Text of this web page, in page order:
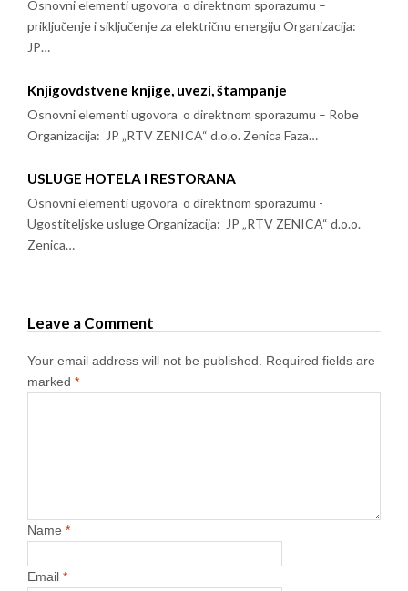
Osnovni elementi ugovora o direktnom sporazumu –
priključenje i siključenje za električnu energiju Organizacija:
JP…
Knjigovdstvene knjige, uvezi, štampanje
Osnovni elementi ugovora o direktnom sporazumu – Robe
Organizacija: JP „RTV ZENICA“ d.o.o. Zenica Faza…
USLUGE HOTELA I RESTORANA
Osnovni elementi ugovora o direktnom sporazumu -
Ugostiteljske usluge Organizacija: JP „RTV ZENICA“ d.o.o.
Zenica…
Leave a Comment
Your email address will not be published.
Required fields are
marked *
Name *
Email *